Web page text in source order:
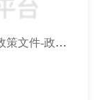
国家税务总局新疆维吾尔自治区税务局-政策文件-政策解读-关于《国家税务总局关于〈中国税收居民身份证明〉有关事项的公告》的解读